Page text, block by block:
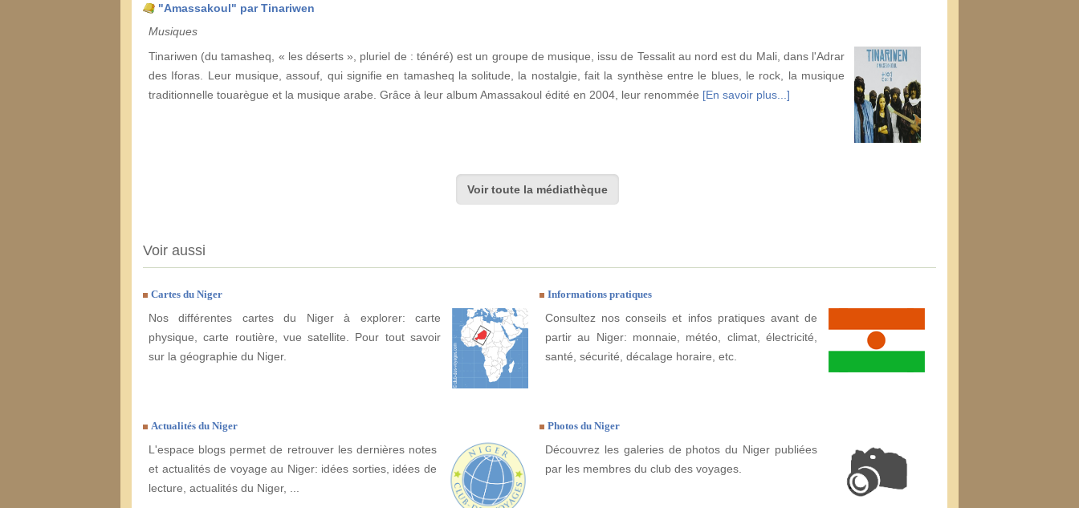
"Amassakoul" par Tinariwen
Musiques
Tinariwen (du tamasheq, « les déserts », pluriel de : ténéré) est un groupe de musique, issu de Tessalit au nord est du Mali, dans l'Adrar
des Iforas. Leur musique, assouf, qui signifie en tamasheq la solitude, la nostalgie, fait la synthèse entre le blues, le rock, la musique
traditionnelle touarègue et la musique arabe. Grâce à leur album Amassakoul édité en 2004, leur renommée [En savoir plus...]
Voir toute la médiathèque
Voir aussi
Cartes du Niger
Nos différentes cartes du Niger à explorer: carte
physique, carte routière, vue satellite. Pour tout savoir
sur la géographie du Niger.
Informations pratiques
Consultez nos conseils et infos pratiques avant de
partir au Niger: monnaie, météo, climat, électricité,
santé, sécurité, décalage horaire, etc.
Actualités du Niger
L'espace blogs permet de retrouver les dernières notes
et actualités de voyage au Niger: idées sorties, idées de
lecture, actualités du Niger, ...
Photos du Niger
Découvrez les galeries de photos du Niger publiées
par les membres du club des voyages.